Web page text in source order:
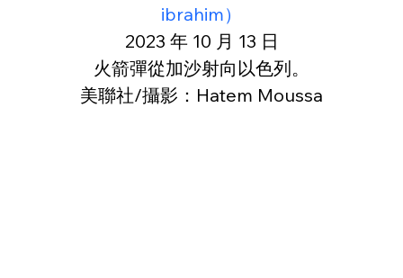
ibrahim）
2023 年 10 月 13 日
火箭彈從加沙射向以色列。
美聯社/攝影：Hatem Moussa